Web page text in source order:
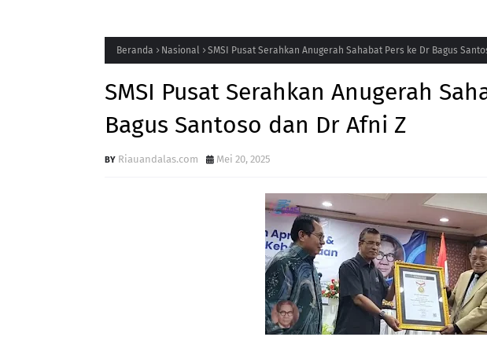
Beranda Nasional SMSI Pusat Serahkan Anugerah Sahabat Pers ke Dr Bagus
SMSI Pusat Serahkan Anugerah
Bagus Santoso dan Dr Afni Z
Riauandalas.com Mei 20, 2025